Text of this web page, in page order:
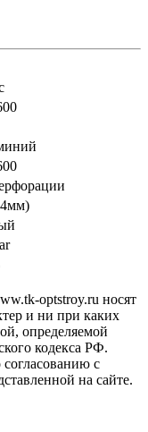
optstroy.ru носят
и ни при каких
определяемой
кодекса РФ.
согласованию с
на сайте.